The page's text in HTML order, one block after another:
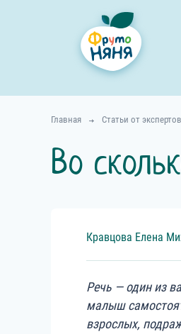
Главная Статьи от экспертов
Во
Кравцова Елена
Речь — один из
малыш
взрослых,